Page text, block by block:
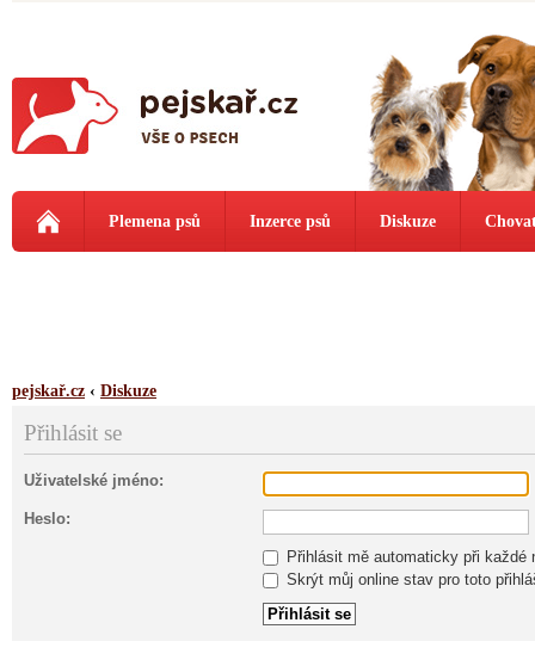
Plemena psů Inzerce psů Diskuze
pejskař.cz ‹ Diskuze
Přihlásit se
Uživatelské jméno:
Heslo:
Přihlásit mě automaticky při každé
Skrýt můj online stav pro toto